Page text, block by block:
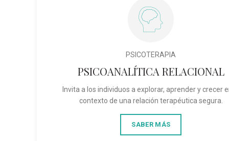
PSICOTERAPIA
PSICOANALÍTICA RELACIONAL
Invita a los individuos a explorar, aprender y crecer
contexto de una relación terapéutica segura.
SABER MÁS